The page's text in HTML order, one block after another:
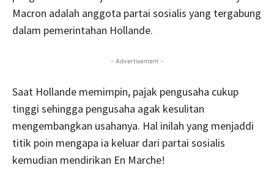
Macron adalah anggota partai sosialis yang tergabung
dalam pemerintahan Hollande.
- Advertisement -
Saat Hollande memimpin, pajak pengusaha cukup
tinggi sehingga pengusaha agak kesulitan
mengembangkan usahanya. Hal inilah yang menjaddi
titik poin mengapa ia keluar dari partai sosialis
kemudian mendirikan En Marche!